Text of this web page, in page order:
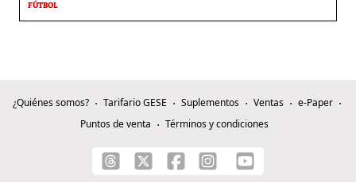
FÚTBOL
¿Quiénes somos? Tarifario GESE Suplementos Ventas
e-Paper
Puntos de venta
Términos y condiciones